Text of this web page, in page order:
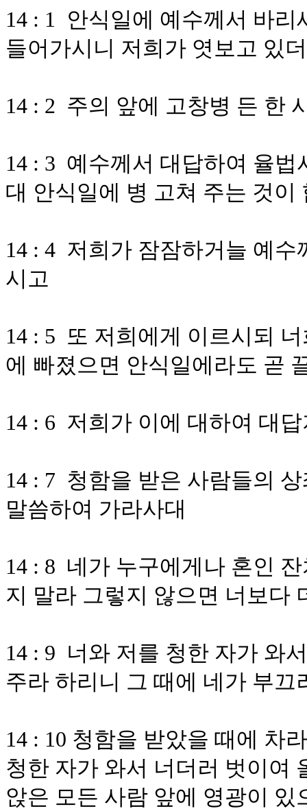
14 : 1 안식일에 예수께서 바
들어가시니 저희가 엿보고 있
14 : 2 주의 앞에 고창병 든 한
14 : 3 예수께서 대답하여 율
대 안식일에 병 고쳐 주는 것이
14 : 4 저희가 잠잠하거늘 예
시고
14 : 5 또 저희에게 이르시되
에 빠졌으면 안식일에라도 곧
14 : 6 저희가 이에 대하여 대
14 : 7 청함을 받은 사람들의
말씀하여 가라사대
14 : 8 네가 누구에게나 혼인
지 말라 그렇지 않으면 너보다
14 : 9 너와 저를 청한 자가 와
주라 하리니 그 때에 네가 부
14 : 10 청함을 받았을 때에 차
청한 자가 와서 너더러 벗이여
앉은 모든 사람 앞에 영광이 있